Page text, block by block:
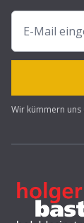
Wir kümmern uns